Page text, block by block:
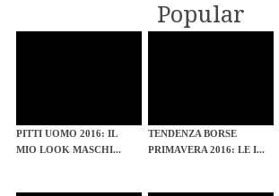
Popular
PITTI UOMO 2016: IL
MIO LOOK MASCHI...
TENDENZA BORSE
PRIMAVERA 2016: LE I...